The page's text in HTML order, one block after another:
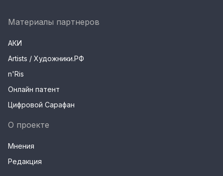
Материалы партнеров
АКИ
Artists / Художники.РФ
n'Ris
Онлайн патент
Цифровой Сарафан
О проекте
Мнения
Редакция